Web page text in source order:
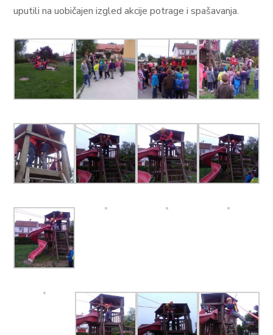
uputili na uobičajen izgled akcije potrage i spašavanja.